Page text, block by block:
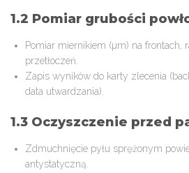
1.2 Pomiar grubości
Pomiar miernikiem (µm) na frontach,
przetłoczeń.
Zapis wyników do karty zlecenia
data utwardzania).
1.3 Oczyszczenie przed
Zdmuchnięcie pyłu sprężonym
antystatyczną.